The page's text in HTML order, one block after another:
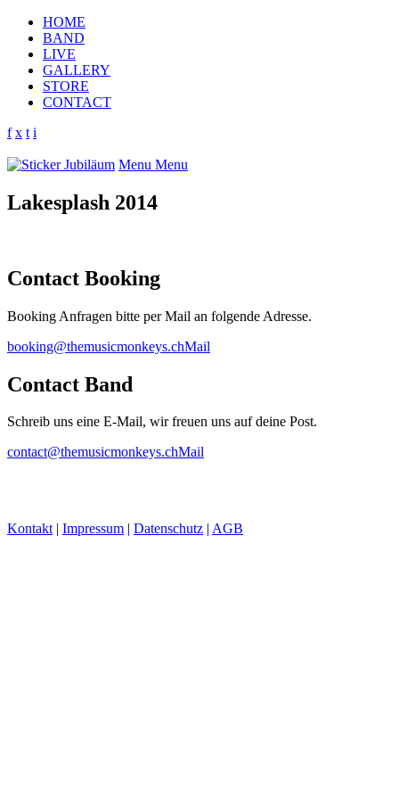
HOME
BAND
LIVE
GALLERY
STORE
CONTACT
f x t i
Menu Menu
Lakesplash 2014
Contact Booking
Booking Anfragen bitte per Mail an folgende Adresse.
booking@themusicmonkeys.chMail
Contact Band
Schreib uns eine E-Mail, wir freuen uns auf deine Post.
contact@themusicmonkeys.chMail
Kontakt | Impressum | Datenschutz | AGB